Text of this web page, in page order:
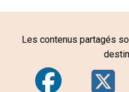
Les contenus partagés